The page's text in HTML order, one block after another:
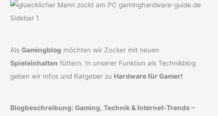
AlsGamingblog möchten wir Zocker mit neuen
Spieleinhalten füttern. In unserer Funktion als Technikblog
geben wir Infos und Ratgeber zu Hardware für Gamer!
Blogbeschreibung: Gaming, Technik & Internet-Trends –